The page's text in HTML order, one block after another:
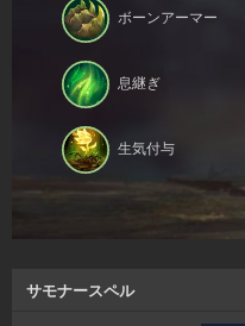
ボーンアーマー
息継ぎ
生気付与
サモナースペル